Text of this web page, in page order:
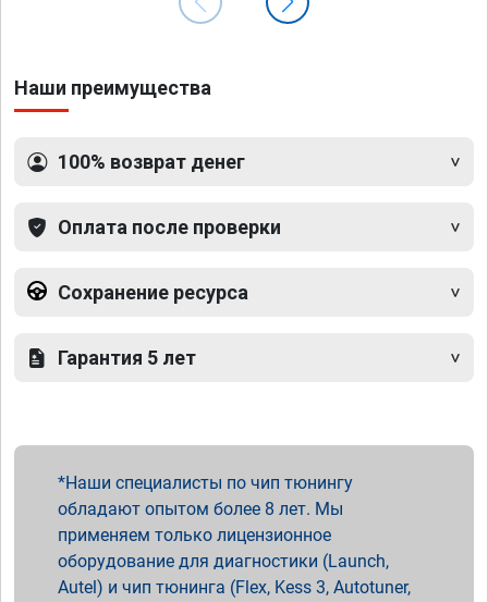
Наши преимущества
100% возврат денег
Оплата после проверки
Сохранение ресурса
Гарантия 5 лет
Наши специалисты по чип тюнингу
обладают опытом более 8 лет. Мы
применяем только лицензионное
оборудование для диагностики (Launch,
Autel) и чип тюнинга (Flex, Kess 3, Autotuner,